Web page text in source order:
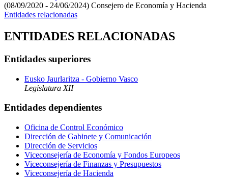
(08/09/2020 - 24/06/2024) Consejero de Economía y Hacienda
Entidades relacionadas
ENTIDADES RELACIONADAS
Entidades superiores
Eusko Jaurlaritza - Gobierno Vasco
Legislatura XII
Entidades dependientes
Oficina de Control Económico
Dirección de Gabinete y Comunicación
Dirección de Servicios
Viceconsejería de Economía y Fondos Europeos
Viceconsejería de Finanzas y Presupuestos
Viceconsejería de Hacienda